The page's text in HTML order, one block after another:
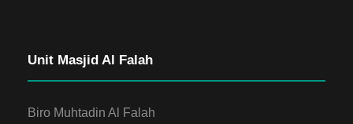
Unit Masjid Al Falah
Biro Muhtadin Al Falah